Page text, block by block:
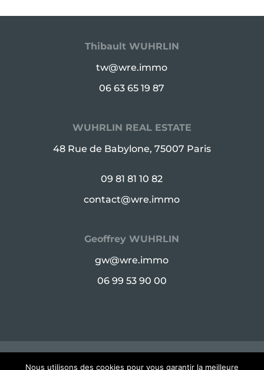
Thibault WUHRLIN
tw@wre.immo
06 63 65 19 87
WUHRLIN REAL ESTATE
48 Rue de Babylone, 75007 Paris
09 81 81 10 82
contact@wre.immo
Geoffrey WUHRLIN
gw@wre.immo
06 99 53 90 00
© Copyright WRE 2025 - 48 Rue de Babylone,
Nous utilisons des cookies pour vous garantir la meilleure